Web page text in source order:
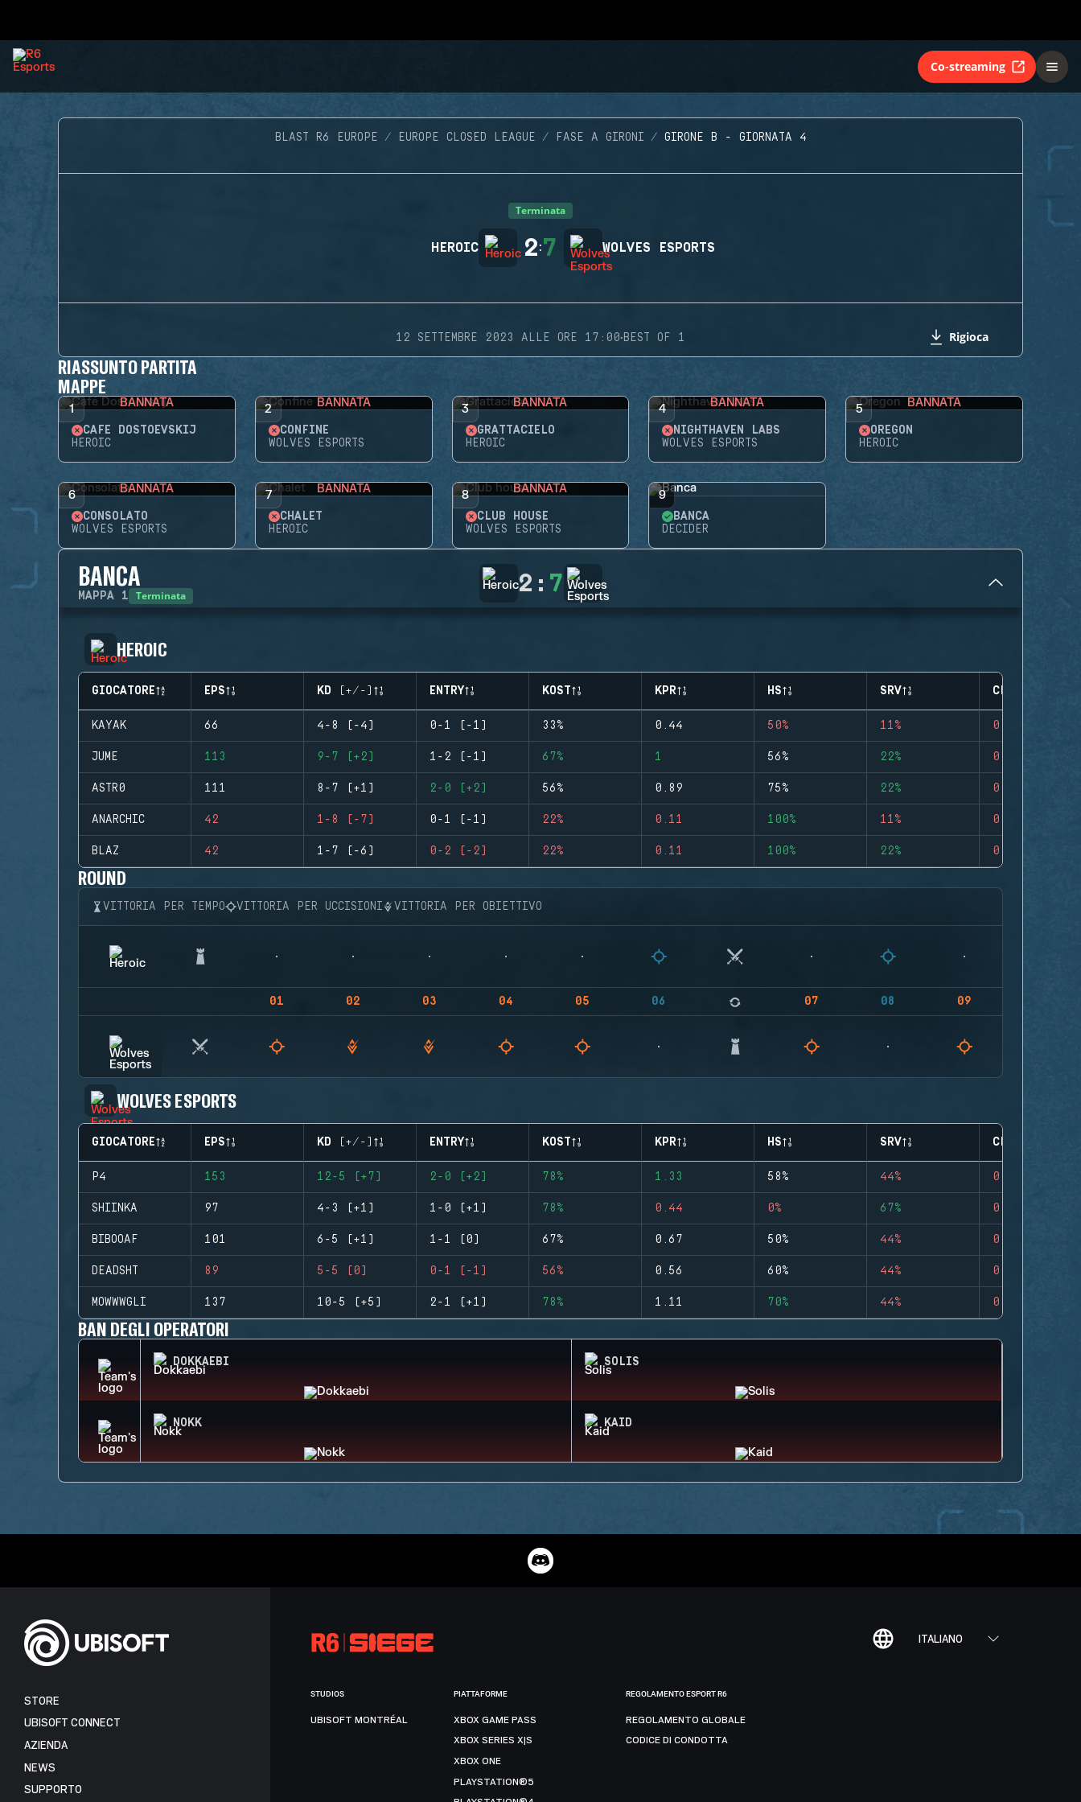
Co-streaming
BLAST R6 EUROPE EUROPE CLOSED LEAGUE FASE A GIRONI GIRONE B - GIORNATA 4
Terminata
HEROIC 2:7 WOLVES ESPORTS
12 SETTEMBRE 2023 ALLE ORE 17:00·BEST OF 1 Rigioca
RIASSUNTO PARTITA
MAPPE
1 BANNATA
CAFÉ DOSTOEVSKIJ
HEROIC
2 BANNATA
CONFINE
WOLVES ESPORTS
3 BANNATA
GRATTACIELO
HEROIC
4 BANNATA
NIGHTHAVEN LABS
WOLVES ESPORTS
5 BANNATA
OREGON
HEROIC
6 BANNATA
CONSOLATO
WOLVES ESPORTS
7 BANNATA
CHALET
HEROIC
8 BANNATA
CLUB HOUSE
WOLVES ESPORTS
9
BANCA
DECIDER
BANCA
MAPPA 1 Terminata 2 : 7
HEROIC
GIOCATORE EPS KD (+/-) ENTRY KOST KPR HS SRV CLUTCHES
KAYAK 66 4-8 (-4) 0-1 (-1) 33% 0.44 50% 11% 0
JUME 113 9-7 (+2) 1-2 (-1) 67% 1 56% 22% 0
ASTR0 111 8-7 (+1) 2-0 (+2) 56% 0.89 75% 22% 0
ANARCHIC 42 1-8 (-7) 0-1 (-1) 22% 0.11 100% 11% 0
BLAZ 42 1-7 (-6) 0-2 (-2) 22% 0.11 100% 22% 0
ROUND
VITTORIA PER TEMPO VITTORIA PER UCCISIONI VITTORIA PER OBIETTIVO
01 02 03 04 05 06 07 08 09
WOLVES ESPORTS
GIOCATORE EPS KD (+/-) ENTRY KOST KPR HS SRV CLUTCHES
P4 153 12-5 (+7) 2-0 (+2) 78% 1.33 58% 44% 0
SHIINKA 97 4-3 (+1) 1-0 (+1) 78% 0.44 0% 67% 0
BIBOOAF 101 6-5 (+1) 1-1 (0) 67% 0.67 50% 44% 0
DEADSHT 89 5-5 (0) 0-1 (-1) 56% 0.56 60% 44% 0
MOWWWGLI 137 10-5 (+5) 2-1 (+1) 78% 1.11 70% 44% 0
BAN DEGLI OPERATORI
DOKKAEBI SOLIS
NOKK KAID
ITALIANO
STORE
UBISOFT CONNECT
AZIENDA
NEWS
SUPPORTO
STUDIOS
UBISOFT MONTRÉAL
PIATTAFORME
XBOX GAME PASS
XBOX SERIES X|S
XBOX ONE
PLAYSTATION®5
REGOLAMENTO ESPORT R6
REGOLAMENTO GLOBALE
CODICE DI CONDOTTA